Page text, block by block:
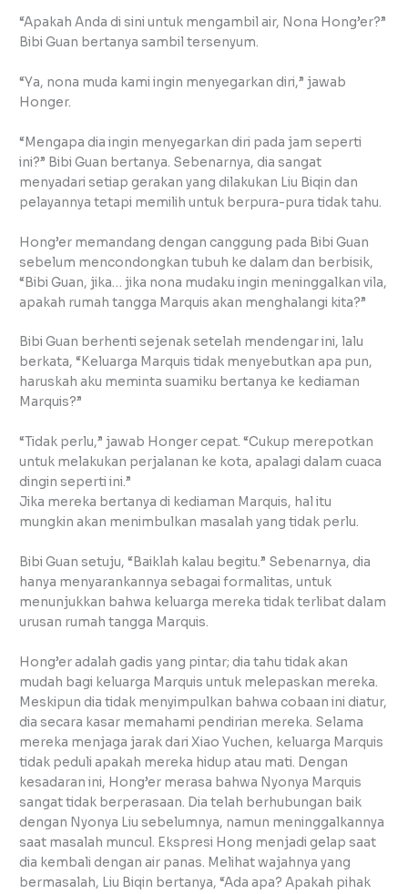
“Apakah Anda di sini untuk mengambil air, Nona Hong’er?”
Bibi Guan bertanya sambil tersenyum.
“Ya, nona muda kami ingin menyegarkan diri,” jawab
Honger.
“Mengapa dia ingin menyegarkan diri pada jam seperti
ini?” Bibi Guan bertanya. Sebenarnya, dia sangat
menyadari setiap gerakan yang dilakukan Liu Biqin dan
pelayannya tetapi memilih untuk berpura-pura tidak tahu.
Hong’er memandang dengan canggung pada Bibi Guan
sebelum mencondongkan tubuh ke dalam dan berbisik,
“Bibi Guan, jika… jika nona mudaku ingin meninggalkan vila,
apakah rumah tangga Marquis akan menghalangi kita?”
Bibi Guan berhenti sejenak setelah mendengar ini, lalu
berkata, “Keluarga Marquis tidak menyebutkan apa pun,
haruskah aku meminta suamiku bertanya ke kediaman
Marquis?”
“Tidak perlu,” jawab Honger cepat. “Cukup merepotkan
untuk melakukan perjalanan ke kota, apalagi dalam cuaca
dingin seperti ini.”
Jika mereka bertanya di kediaman Marquis, hal itu
mungkin akan menimbulkan masalah yang tidak perlu.
Bibi Guan setuju, “Baiklah kalau begitu.” Sebenarnya, dia
hanya menyarankannya sebagai formalitas, untuk
menunjukkan bahwa keluarga mereka tidak terlibat dalam
urusan rumah tangga Marquis.
Hong’er adalah gadis yang pintar; dia tahu tidak akan
mudah bagi keluarga Marquis untuk melepaskan mereka.
Meskipun dia tidak menyimpulkan bahwa cobaan ini diatur,
dia secara kasar memahami pendirian mereka. Selama
mereka menjaga jarak dari Xiao Yuchen, keluarga Marquis
tidak peduli apakah mereka hidup atau mati. Dengan
kesadaran ini, Hong’er merasa bahwa Nyonya Marquis
sangat tidak berperasaan. Dia telah berhubungan baik
dengan Nyonya Liu sebelumnya, namun meninggalkannya
saat masalah muncul. Ekspresi Hong menjadi gelap saat
dia kembali dengan air panas. Melihat wajahnya yang
bermasalah, Liu Biqin bertanya, “Ada apa? Apakah pihak